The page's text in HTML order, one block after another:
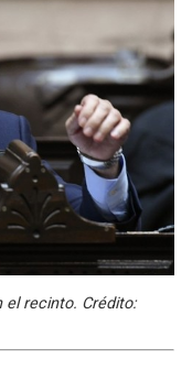
recinto. Crédito: